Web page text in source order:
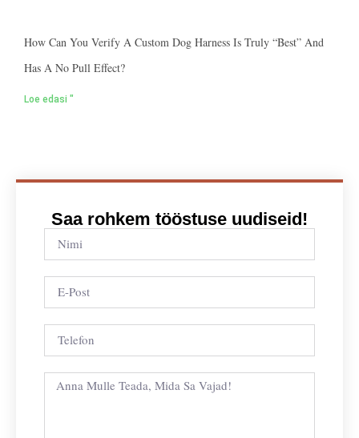
How Can You Verify A Custom Dog Harness Is Truly “best” And
Has A No Pull Effect?
Loe edasi "
Saa rohkem tööstuse uudiseid!